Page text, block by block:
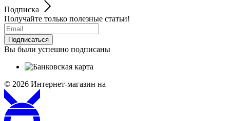
Подписка
Получайте только полезные статьи!
Подписаться
Вы были успешно подписаны
© 2026 Интернет-магазин на